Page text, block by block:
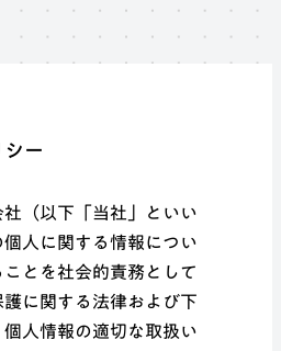
ー
（以下「当社」といい
人に関する情報につい
とを社会的責務として
に関する法律および下
人情報の適切な取扱い